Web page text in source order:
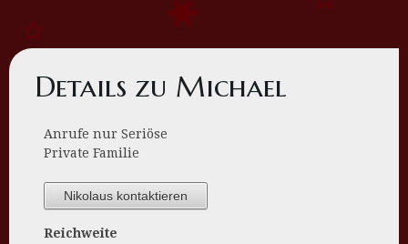
Details zu Michael
Anrufe nur Seriöse
Private Familie
Nikolaus kontaktieren
Reichweite